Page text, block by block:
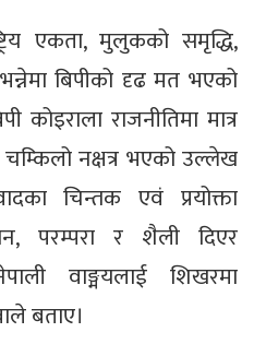
एकता, मुलुकको समृद्धि,
बिपीको दृढ मत भएको
राजनीतिमा मात्र
चम्किलो नक्षत्र भएको उल्लेख
चिन्तक एवं प्रयोक्ता
परम्परा र शैली दिएर
वाङ्मयलाई शिखरमा
बताए।